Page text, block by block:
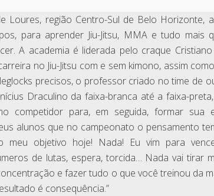
Loures, região Centro-Sul de Belo Horizonte,
para aprender Jiu-Jitsu, MMA e tudo mais
A academia é liderada pelo craque Cristiano
no Jiu-Jitsu com e sem kimono, assim
precisos, o professor criado no time de
Draculino da faixa-branca até a faixa-
competidor para, em seguida, formar sua
alunos que no campeonato o pensamento
meu objetivo hoje! Nada! Eu vim para
de lutas, espera, torcida… Nada vai tirar
e fazer tudo o que você treinou da
é consequência.”